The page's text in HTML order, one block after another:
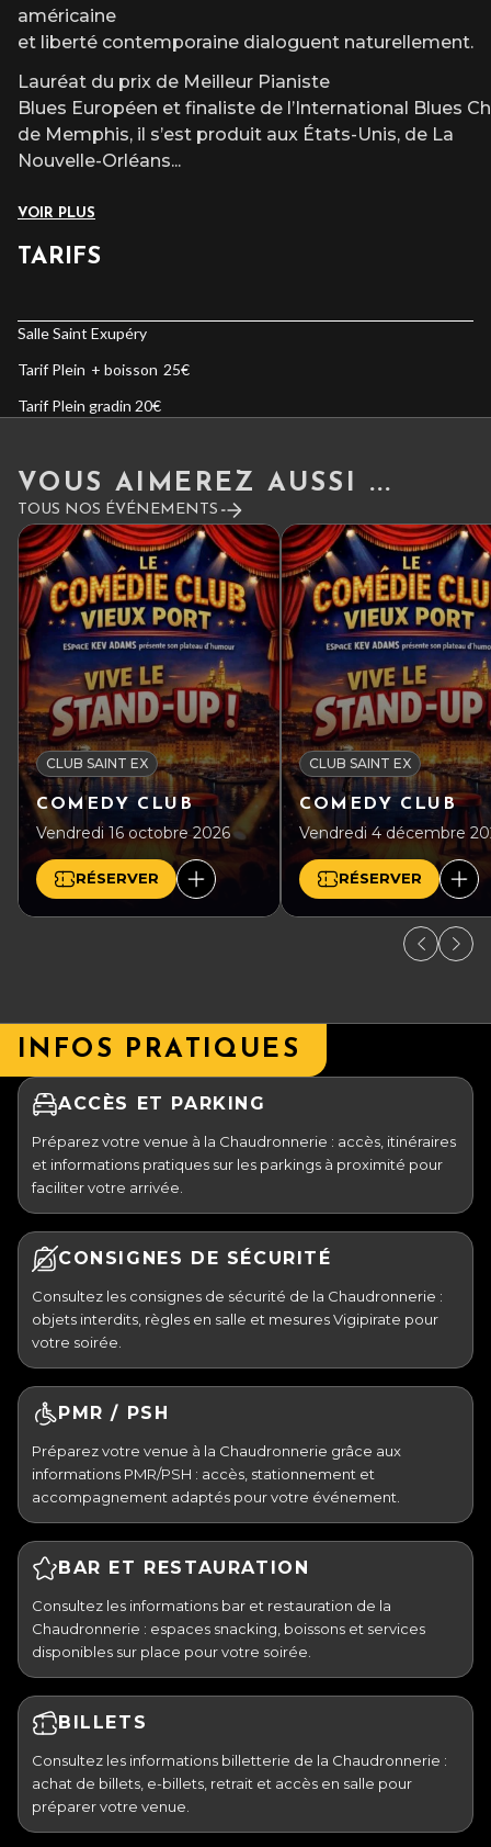
américaine
et liberté contemporaine dialoguent naturellement.
Lauréat du prix de Meilleur Pianiste
Blues Européen et finaliste de l’International Blues
de Memphis, il s’est produit aux États-Unis, de La
Nouvelle-Orléans...
VOIR PLUS
TARIFS
Salle Saint Exupéry
Tarif Plein + boisson 25€
Tarif Plein gradin 20€
VOUS AIMEREZ AUSSI ...
TOUS NOS ÉVÉNEMENTS
CLUB SAINT EX
COMEDY CLUB
Vendredi 16 octobre 2026
RÉSERVER
CLUB SAINT EX
COMEDY CLUB
Vendredi 4 décembre
RÉSERVER
INFOS PRATIQUES
ACCÈS ET PARKING
Préparez votre venue à la Chaudronnerie : accès, itinéraires
et informations pratiques sur les parkings à proximité pour
faciliter votre arrivée.
CONSIGNES DE SÉCURITÉ
Consultez les consignes de sécurité de la Chaudronnerie :
objets interdits, règles en salle et mesures Vigipirate pour
votre soirée.
PMR / PSH
Préparez votre venue à la Chaudronnerie grâce aux
informations PMR/PSH : accès, stationnement et
accompagnement adaptés pour votre événement.
BAR ET RESTAURATION
Consultez les informations bar et restauration de la
Chaudronnerie : espaces snacking, boissons et services
disponibles sur place pour votre soirée.
BILLETS
Consultez les informations billetterie de la Chaudronnerie :
achat de billets, e-billets, retrait et accès en salle pour
préparer votre venue.